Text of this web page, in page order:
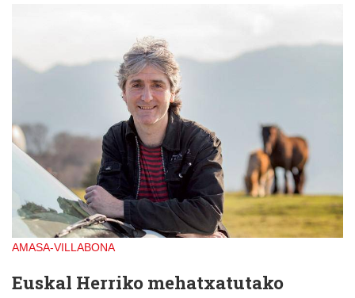
AMASA-VILLABONA
Euskal Herriko mehatxatutako